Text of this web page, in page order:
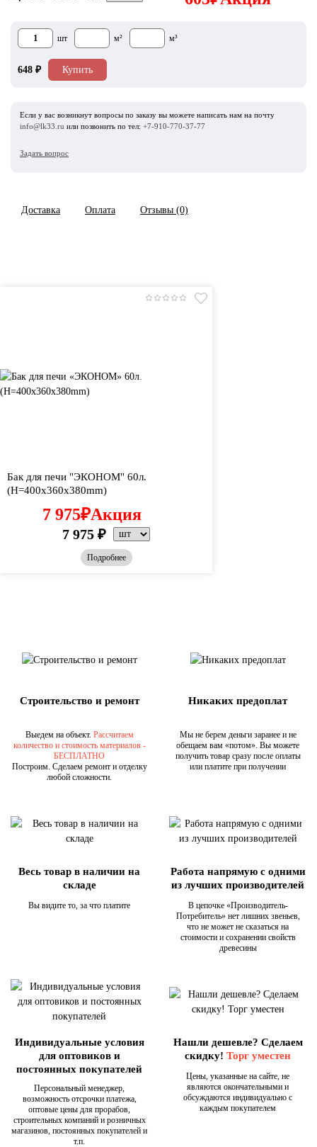
шт м² м³
648 ₽ Купить
Если у вас возникнут вопросы по заказу вы можете написать нам на почту
info@lk33.ru или позвонить по тел: +7-910-770-37-77
Задать вопрос
Доставка Оплата Отзывы (0)
Бак для печи "ЭКОНОМ" 60л.
(H=400x360x380mm)
7 975₽Акция
7 975 ₽
Подробнее
Строительство и ремонт
Выедем на объект. Рассчитаем
количество и стоимость материалов -
БЕСПЛАТНО
Построим. Сделаем ремонт и отделку
любой сложности.
Никаких предоплат
Мы не берем деньги заранее и не
обещаем вам «потом». Вы можете
получить товар сразу после оплаты
или платите при получении
Весь товар в наличии на
складе
Вы видите то, за что платите
Работа напрямую с одними
из лучших производителей
В цепочке «Производитель-
Потребитель» нет лишних звеньев,
что не может не сказаться на
стоимости и сохранении свойств
древесины
Индивидуальные условия
для оптовиков и
постоянных покупателей
Персональный менеджер,
возможность отсрочки платежа,
оптовые цены для прорабов,
строительных компаний и розничных
магазинов, постоянных покупателей и
т.п.
Нашли дешевле? Сделаем
скидку! Торг уместен
Цены, указанные на сайте, не
являются окончательными и
обсуждаются индивидуально с
каждым покупателем